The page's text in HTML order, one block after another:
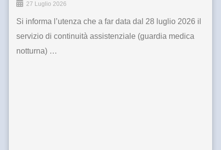
27 Luglio 2026
Si informa l’utenza che a far data dal 28 luglio 2026 il
servizio di continuità assistenziale (guardia medica
notturna) …